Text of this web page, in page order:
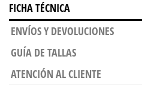
FICHA TÉCNICA
ENVÍOS Y DEVOLUCIONES
GUÍA DE TALLAS
ATENCIÓN AL CLIENTE